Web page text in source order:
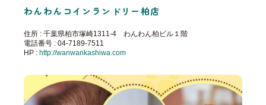
わんわんコインランドリー柏店
住所 : 千葉県柏市塚崎1311-4 わんわん柏ビル１階
電話番号 : 04-7189-7511
HP :http://wanwankashiwa.com